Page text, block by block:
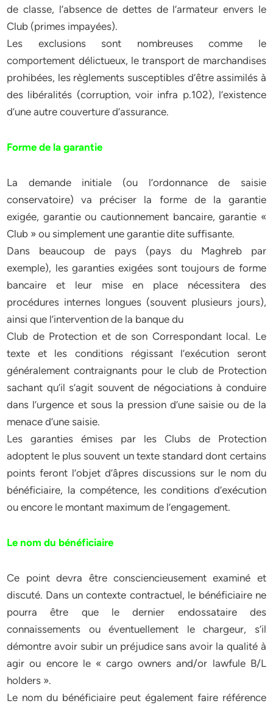
de classe, l’absence de dettes de l’armateur envers le
Club (primes impayées).
Les exclusions sont nombreuses comme le
comportement délictueux, le transport de marchandises
prohibées, les règlements susceptibles d’être assimilés à
des libéralités (corruption, voir infra p.102), l’existence
d’une autre couverture d’assurance.
Forme de la garantie
La demande initiale (ou l’ordonnance de saisie
conservatoire) va préciser la forme de la garantie
exigée, garantie ou cautionnement bancaire, garantie «
Club » ou simplement une garantie dite suffisante.
Dans beaucoup de pays (pays du Maghreb par
exemple), les garanties exigées sont toujours de forme
bancaire et leur mise en place nécessitera des
procédures internes longues (souvent plusieurs jours),
ainsi que l’intervention de la banque du
Club de Protection et de son Correspondant local. Le
texte et les conditions régissant l’exécution seront
généralement contraignants pour le club de Protection
sachant qu’il s’agit souvent de négociations à conduire
dans l’urgence et sous la pression d’une saisie ou de la
menace d’une saisie.
Les garanties émises par les Clubs de Protection
adoptent le plus souvent un texte standard dont certains
points feront l’objet d’âpres discussions sur le nom du
bénéficiaire, la compétence, les conditions d’exécution
ou encore le montant maximum de l’engagement.
Le nom du bénéficiaire
Ce point devra être consciencieusement examiné et
discuté. Dans un contexte contractuel, le bénéficiaire ne
pourra être que le dernier endossataire des
connaissements ou éventuellement le chargeur, s’il
démontre avoir subir un préjudice sans avoir la qualité à
agir ou encore le « cargo owners and/or lawfule B/L
holders ».
Le nom du bénéficiaire peut également faire référence